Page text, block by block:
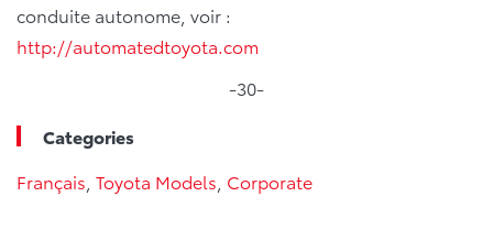
conduite autonome, voir :
http://automatedtoyota.com
-30-
Categories
Français Toyota Models Corporate